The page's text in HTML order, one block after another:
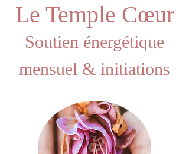
Le Temple Cœur
Soutien énergétique
mensuel & initiations